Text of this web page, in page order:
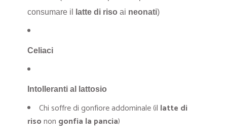
consumare il
latte di riso ai neonati)
Celiaci
Intolleranti al lattosio
Chi soffre di gonfiore addominale (il latte di
risonon gonfia la pancia)